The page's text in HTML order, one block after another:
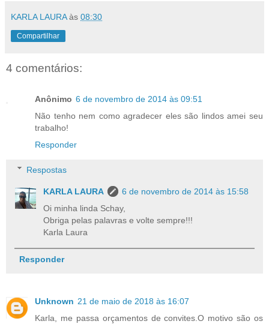
KARLA LAURA às 08:30
Compartilhar
4 comentários:
Anônimo 6 de novembro de 2014 às 09:51
Não tenho nem como agradecer eles são lindos amei seu
trabalho!
Responder
Respostas
KARLA LAURA
6 de novembro de 2014 às 15:58
Oi minha linda Schay,
Obriga pelas palavras e volte sempre!!!
Karla Laura
Responder
Unknown 21 de maio de 2018 às 16:07
Karla, me passa orçamentos de convites.O motivo são os